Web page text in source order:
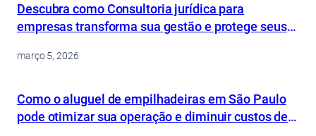
Descubra como Consultoria jurídica para
empresas transforma sua gestão e protege seus
março 5, 2026
Como o aluguel de empilhadeiras em São Paulo
pode otimizar sua operação e diminuir custos de